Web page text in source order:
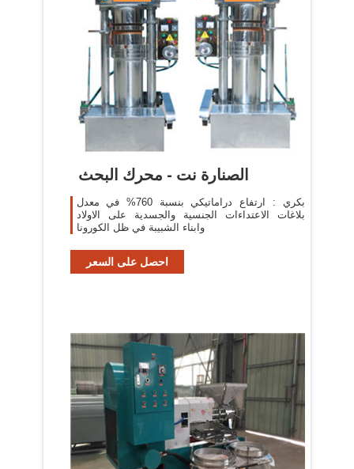
الصنارة نت - محرك البحث
بكري : ارتفاع دراماتيكي بنسبة 760% في معدل
بلاغات الاعتداءات الجنسية والجسدية على الاولاد
وابناء الشبيبة في ظل الكورونا
احصل على السعر